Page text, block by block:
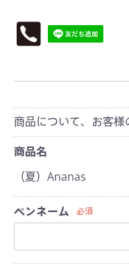
商品について、お客様
商品名
（夏）Ananas
ペンネーム 必須